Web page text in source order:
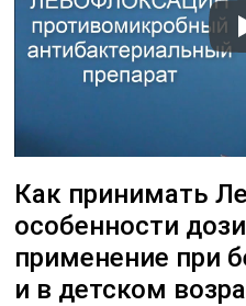
Как принимать
особенности
применение при
и в детском